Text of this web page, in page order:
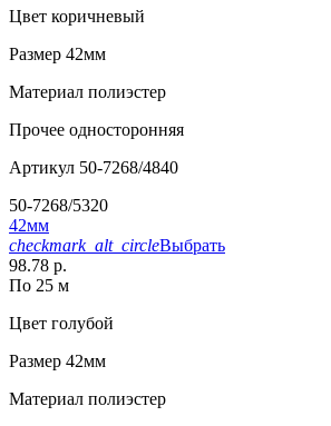
Цвет коричневый
Размер 42мм
Материал полиэстер
Прочее односторонняя
Артикул 50-7268/4840
50-7268/5320
42мм
checkmark_alt_circleВыбрать
98.78 р.
По 25 м
Цвет голубой
Размер 42мм
Материал полиэстер